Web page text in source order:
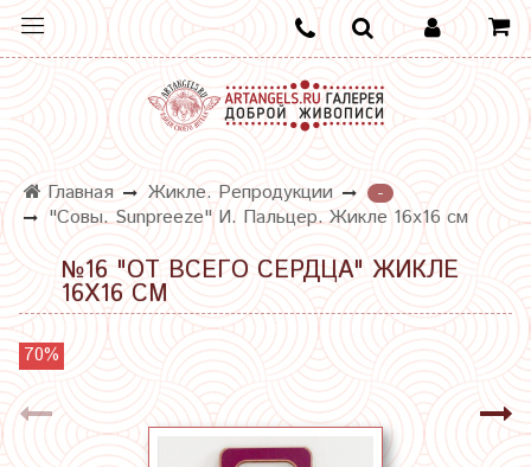
Главная Жикле. Репродукции
-
"Совы. Sunpreeze" И. Пальцер. Жикле 16х16 см
№16 "ОТ ВСЕГО СЕРДЦА" ЖИКЛЕ
16Х16 СМ
70%